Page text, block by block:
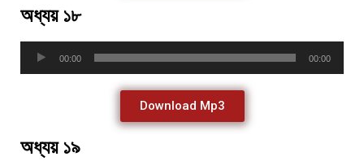
অধ্যয় ১৮
00:00 00:00
Download Mp3
অধ্যয় ১৯